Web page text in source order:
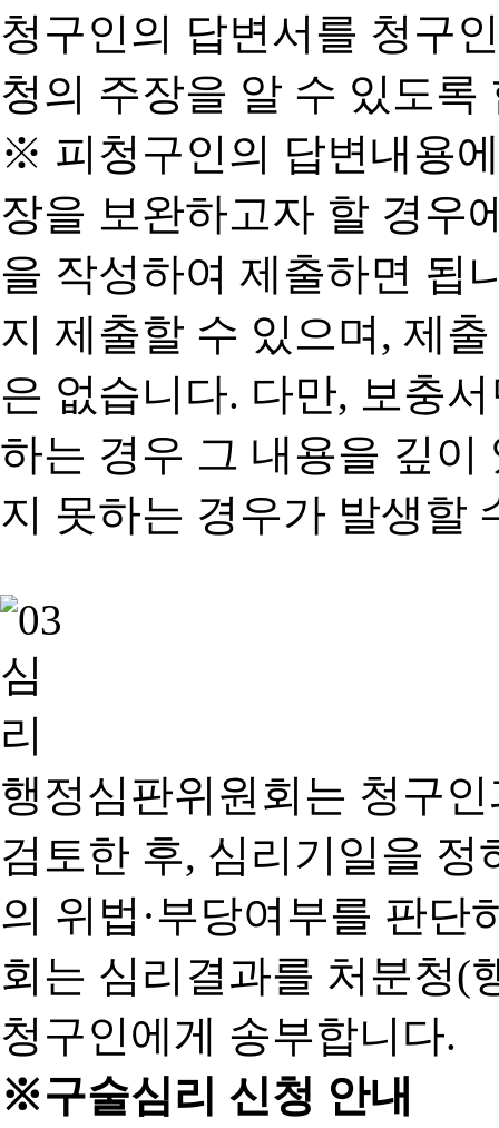
청구인의 답변서를 청구
청의 주장을 알 수 있도록
※ 피청구인의 답변내용
장을 보완하고자 할 경우
을 작성하여 제출하면 됩
지 제출할 수 있으며, 제
은 없습니다. 다만, 보충
하는 경우 그 내용을 깊이
지 못하는 경우가 발생할
행정심판위원회는 청구
검토한 후, 심리기일을 정
의 위법·부당여부를 판단
회는 심리결과를 처분청(
청구인에게 송부합니다.
※구술심리 신청 안내